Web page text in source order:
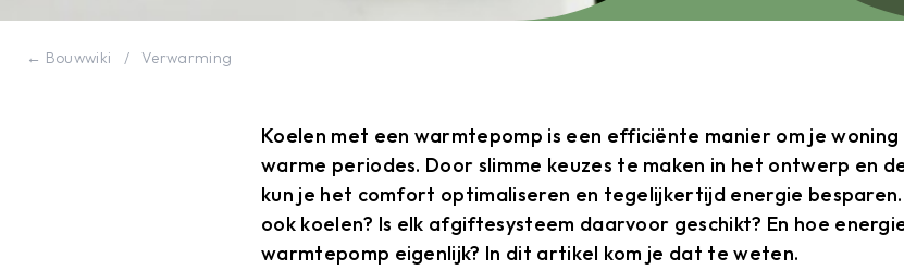
← Bouwwiki / Verwarming
Koelen met een warmtepomp is een efficiënte manier om je
warme periodes. Door slimme keuzes te maken in het ontwerp en
kun je het comfort optimaliseren en tegelijkertijd energie
ook koelen? Is elk afgiftesysteem daarvoor geschikt? En hoe
warmtepomp eigenlijk? In dit artikel kom je dat te weten.